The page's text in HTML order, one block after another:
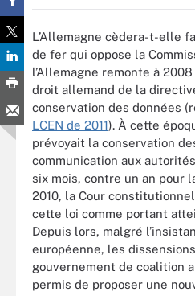
L’Allemagne cèdera-t-elle
de fer qui oppose la
l’Allemagne remonte à
droit allemand de la
conservation des données
LCEN de 2011). À cette
prévoyait la conservation
communication aux
six mois, contre un an pour
2010, la Cour
cette loi comme portant
Depuis lors, malgré
européenne, les
gouvernement de coalition
permis de proposer une